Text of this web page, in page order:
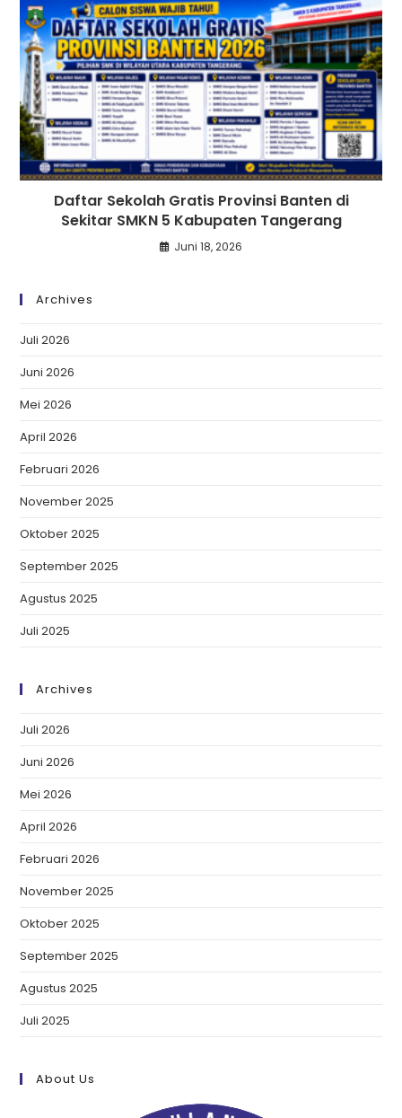
Daftar Sekolah Gratis Provinsi Banten di
Sekitar SMKN 5 Kabupaten Tangerang
Juni 18, 2026
Archives
Juli 2026
Juni 2026
Mei 2026
April 2026
Februari 2026
November 2025
Oktober 2025
September 2025
Agustus 2025
Juli 2025
Archives
Juli 2026
Juni 2026
Mei 2026
April 2026
Februari 2026
November 2025
Oktober 2025
September 2025
Agustus 2025
Juli 2025
About Us